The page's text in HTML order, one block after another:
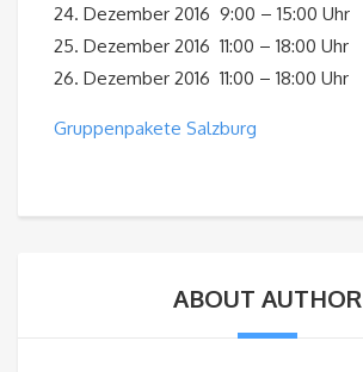
24. Dezember 2016 9:00 – 15:00 Uhr
25. Dezember 2016 11:00 – 18:00 Uhr
26. Dezember 2016 11:00 – 18:00 Uhr
Gruppenpakete Salzburg
ABOUT AUTHOR